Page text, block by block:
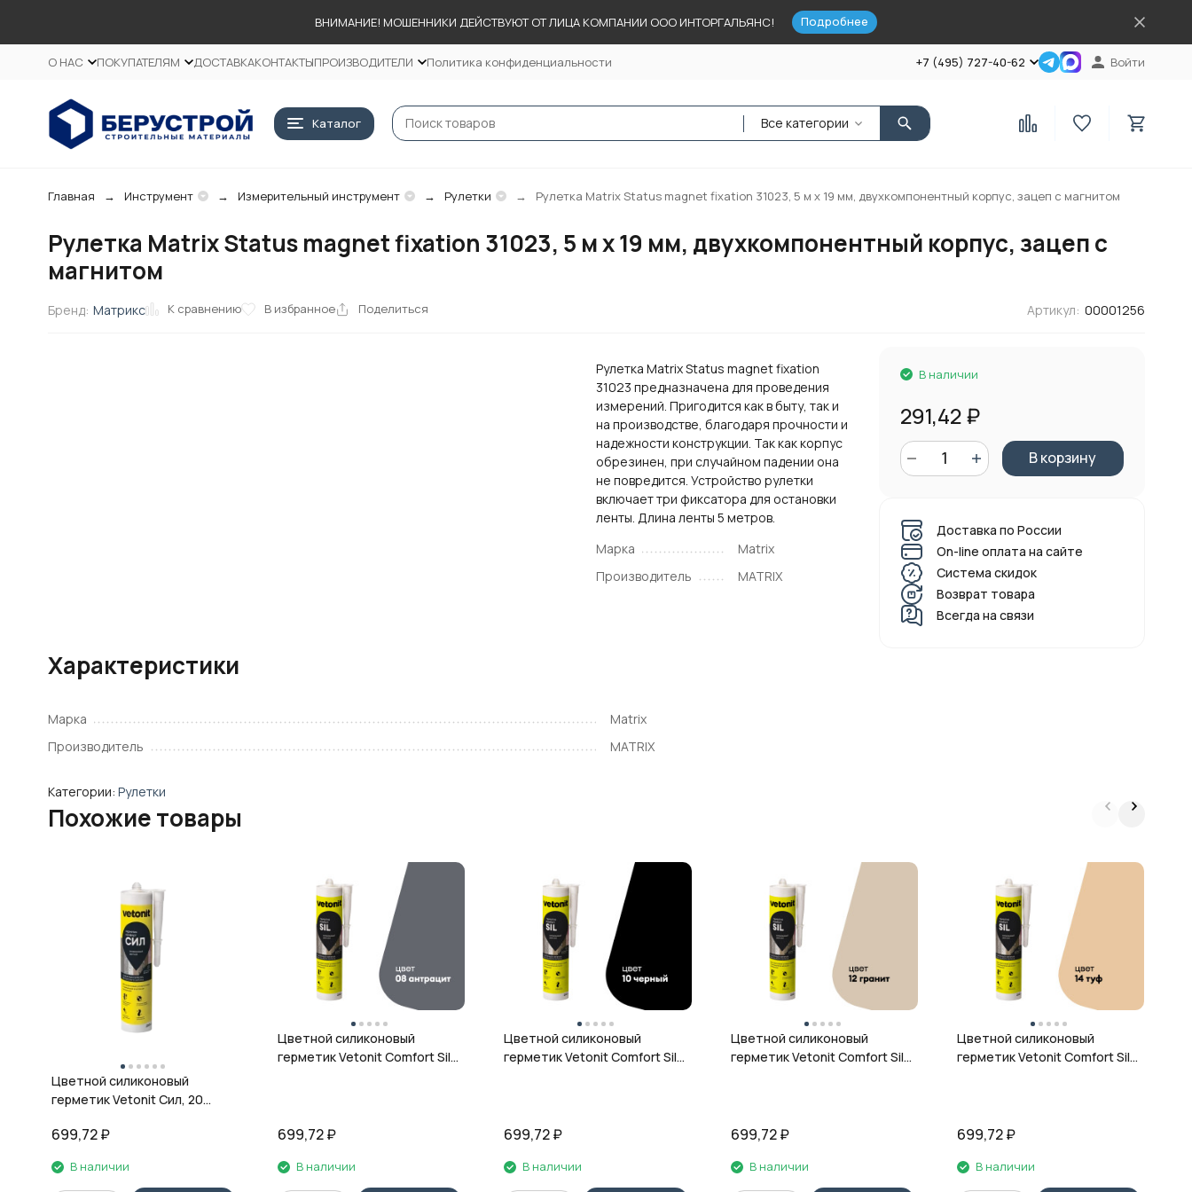
ВНИМАНИЕ! МОШЕННИКИ ДЕЙСТВУЮТ ОТ ЛИЦА КОМПАНИИ ООО ИНТОРГАЛЬЯНС! Подробнее
О НАС ПОКУПАТЕЛЯМ ДОСТАВКАКОНТАКТЫПРОИЗВОДИТЕЛИ Политика конфиденциальности +7 (495) 727-40-62 Войти
Каталог Все категории
Главная Инструмент Измерительный инструмент Рулетки Рулетка Matrix Status magnet fixation 31023, 5 м х 19 мм, двухкомпонентный корпус, зацеп с магнитом
Рулетка Matrix Status magnet fixation 31023, 5 м х 19 мм, двухкомпонентный корпус, зацеп с
магнитом
Бренд: Матрикс К сравнению В избранное Поделиться Артикул: 00001256
Рулетка Matrix Status magnet fixation
31023 предназначена для проведения
измерений. Пригодится как в быту, так и
на производстве, благодаря прочности и
надежности конструкции. Так как корпус
обрезинен, при случайном падении она
не повредится. Устройство рулетки
включает три фиксатора для остановки
ленты. Длина ленты 5 метров.
Марка
Matrix
Производитель
MATRIX
В наличии
291,42₽
В корзину
Доставка по России
On-line оплата на сайте
Система скидок
Возврат товара
Всегда на связи
Характеристики
Марка
Matrix
Производитель
MATRIX
Категории: Рулетки
Похожие товары
Цветной силиконовый
герметик Vetonit Сил, 20
699,72 ₽
В наличии
Цветной силиконовый
герметик Vetonit Comfort Sil,
699,72₽
В наличии
Цветной силиконовый
герметик Vetonit Comfort Sil,
699,72₽
В наличии
Цветной силиконовый
герметик Vetonit Comfort Sil,
699,72₽
В наличии
Цветной силиконовый
герметик Vetonit Comfort Sil,
699,72₽
В наличии